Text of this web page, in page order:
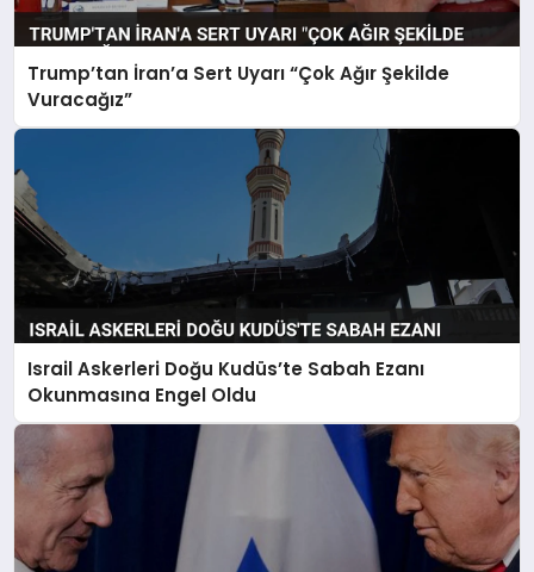
Trump’tan İran’a Sert Uyarı “Çok Ağır Şekilde
Vuracağız”
Israil Askerleri Doğu Kudüs’te Sabah Ezanı
Okunmasına Engel Oldu